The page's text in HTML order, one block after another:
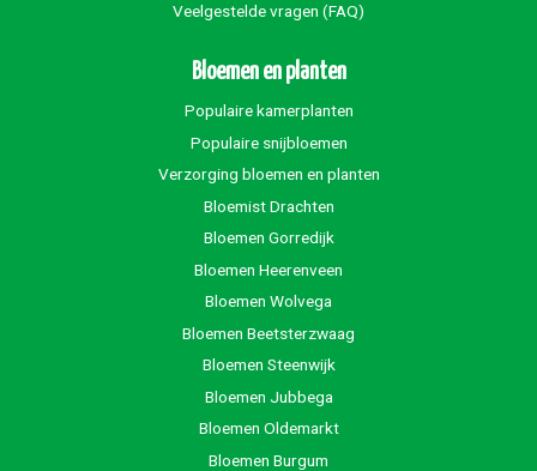
Veelgestelde vragen (FAQ)
Bloemen en planten
Populaire kamerplanten
Populaire snijbloemen
Verzorging bloemen en planten
Bloemist Drachten
Bloemen Gorredijk
Bloemen Heerenveen
Bloemen Wolvega
Bloemen Beetsterzwaag
Bloemen Steenwijk
Bloemen Jubbega
Bloemen Oldemarkt
Bloemen Burgum